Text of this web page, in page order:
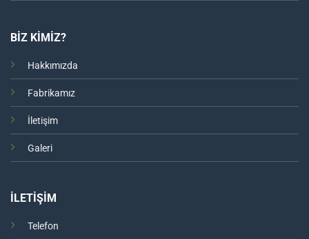
BİZ KİMİZ?
Hakkımızda
Fabrikamız
İletişim
Galeri
İLETİŞİM
Telefon